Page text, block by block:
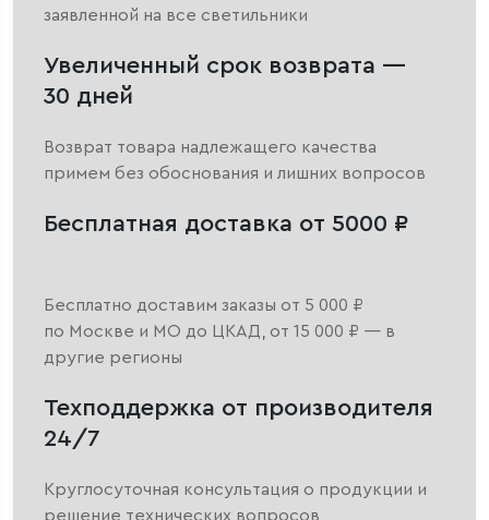
заявленной на все светильники
Увеличенный срок возврата —
30 дней
Возврат товара надлежащего качества
примем без обоснования и лишних вопросов
Бесплатная доставка от 5000 ₽
Бесплатно доставим заказы от 5 000 ₽
по Москве и МО до ЦКАД, от 15 000 ₽ — в
другие регионы
Техподдержка от производителя
24/7
Круглосуточная консультация о продукции и
решение технических вопросов